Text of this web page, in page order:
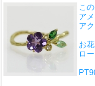
こ
ア
アク
お
ロ